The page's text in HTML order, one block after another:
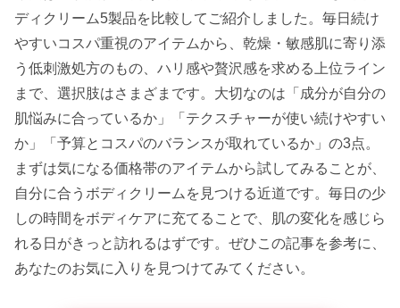
ディクリーム5製品を比較してご紹介しました。毎日続け
やすいコスパ重視のアイテムから、乾燥・敏感肌に寄り添
う低刺激処方のもの、ハリ感や贅沢感を求める上位ライン
まで、選択肢はさまざまです。大切なのは「成分が自分の
肌悩みに合っているか」「テクスチャーが使い続けやすい
か」「予算とコスパのバランスが取れているか」の3点。
まずは気になる価格帯のアイテムから試してみることが、
自分に合うボディクリームを見つける近道です。毎日の少
しの時間をボディケアに充てることで、肌の変化を感じら
れる日がきっと訪れるはずです。ぜひこの記事を参考に、
あなたのお気に入りを見つけてみてください。